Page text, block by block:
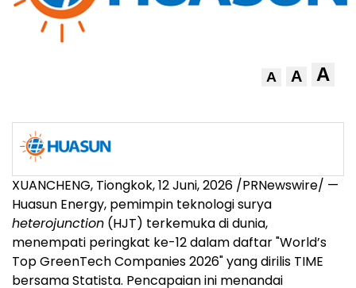
A A A
XUANCHENG, Tiongkok,12 Juni, 2026 /PRNewswire/ —
Huasun Energy, pemimpin teknologi surya
heterojunction (HJT) terkemuka di dunia,
menempati peringkat ke-12 dalam daftar "World’s
Top GreenTech Companies 2026" yang dirilis TIME
bersama Statista. Pencapaian ini menandai